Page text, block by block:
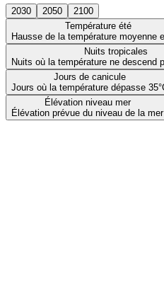
2030 2050
2100
Température été
Hausse de la température moyenne
Nuits tropicales
Nuits où la température ne descend
Jours de canicule
Jours où la température dépasse
Élévation niveau mer
Élévation prévue du niveau de la mer